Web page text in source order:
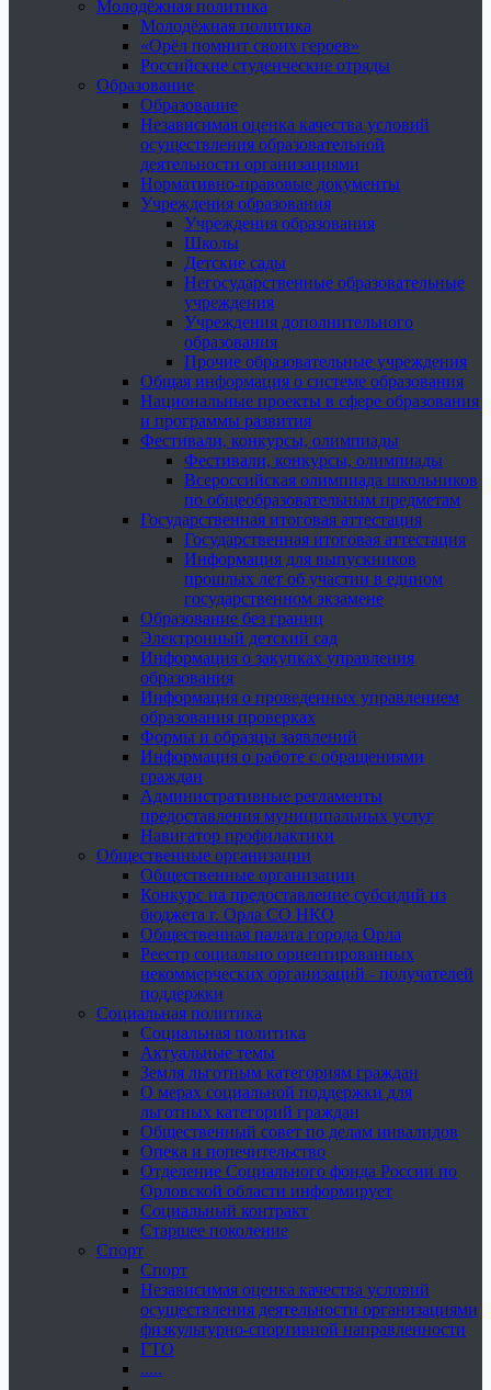
Молодёжная политика
Молодёжная политика
«Орёл помнит своих героев»
Российские студенческие отряды
Образование
Образование
Независимая оценка качества условий
осуществления образовательной
деятельности организациями
Нормативно-правовые документы
Учреждения образования
Учреждения образования
Школы
Детские сады
Негосударственные образовательные
учреждения
Учреждения дополнительного
образования
Прочие образовательные учреждения
Общая информация о системе образования
Национальные проекты в сфере образования
и программы развития
Фестивали, конкурсы, олимпиады
Фестивали, конкурсы, олимпиады
Всероссийская олимпиада школьников
по общеобразовательным предметам
Государственная итоговая аттестация
Государственная итоговая аттестация
Информация для выпускников
прошлых лет об участии в едином
государственном экзамене
Образование без границ
Электронный детский сад
Информация о закупках управления
образования
Информация о проведенных управлением
образования проверках
Формы и образцы заявлений
Информация о работе с обращениями
граждан
Административные регламенты
предоставления муниципальных услуг
Навигатор профилактики
Общественные организации
Общественные организации
Конкурс на предоставление субсидий из
бюджета г. Орла СО НКО
Общественная палата города Орла
Реестр социально ориентированных
некоммерческих организаций - получателей
поддержки
Социальная политика
Социальная политика
Актуальные темы
Земля льготным категориям граждан
О мерах социальной поддержки для
льготных категорий граждан
Общественный совет по делам инвалидов
Опека и попечительство
Отделение Социального фонда России по
Орловской области информирует
Социальный контракт
Старшее поколение
Спорт
Спорт
Независимая оценка качества условий
осуществления деятельности организациями
физкультурно-спортивной направленности
ГТО
.....